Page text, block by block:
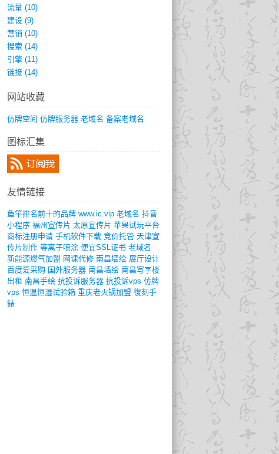
流量 (10)
建设 (9)
营销 (10)
搜索 (14)
引擎 (11)
链接 (14)
网站收藏
仿牌空间 仿牌服务器 老域名 备案老域名
图标汇集
友情链接
鱼竿排名前十的品牌 www.ic.vip 老域名 抖音
小程序 福州宣传片 太原宣传片 苹果试玩平台
商标注册申请 手机软件下载 竞价托管 天津宣
传片制作 等离子喷涂 便宜SSL证书 老域名
新能源燃气加盟 网课代修 南昌墙绘 展厅设计
百度爱采购 国外服务器 南昌墙绘 南昌写字楼
出租 南昌手绘 抗投诉服务器 抗投诉vps 仿牌
vps 恒温恒湿试验箱 重庆老火锅加盟 復刻手
錶